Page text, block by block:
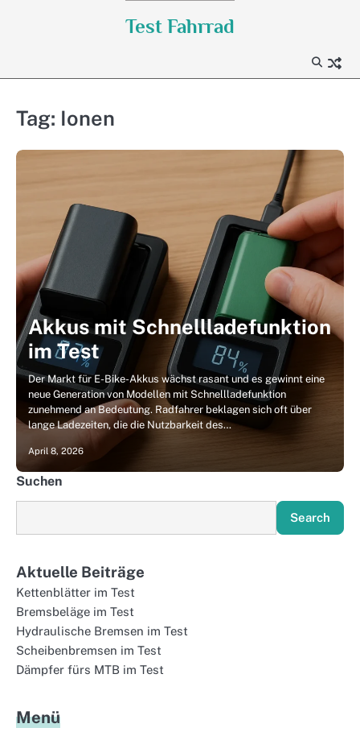
Test Fahrrad
Tag: Ionen
Akkus mit Schnellladefunktion
im Test
Der Markt für E-Bike-Akkus wächst rasant und es gewinnt eine
neue Generation von Modellen mit Schnellladefunktion
zunehmend an Bedeutung. Radfahrer beklagen sich oft über
lange Ladezeiten, die die Nutzbarkeit des…
April 8, 2026
Suchen
Search
Aktuelle Beiträge
Kettenblätter im Test
Bremsbeläge im Test
Hydraulische Bremsen im Test
Scheibenbremsen im Test
Dämpfer fürs MTB im Test
Menü